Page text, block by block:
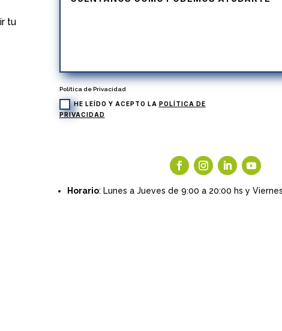
tu
Política de Privacidad
HE LEÍDO Y ACEPTO LA POLÍTICA DE
PRIVACIDAD
Horario: Lunes a Jueves de 9:00 a 20:00 hs y